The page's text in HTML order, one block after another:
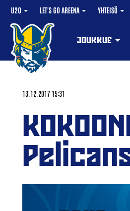
U20 LET'S GO AREENA YHTEISÖ
JOUKKUE
13.12.2017 15:31